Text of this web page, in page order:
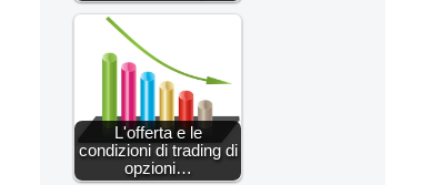
L'offerta e le
condizioni di trading di
opzioni…